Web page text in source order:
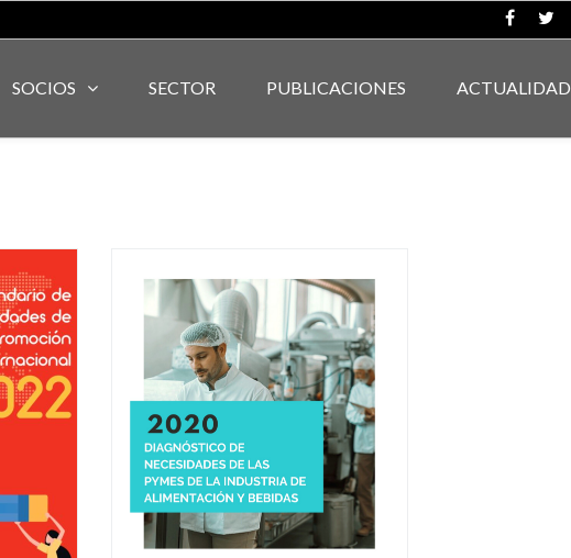
SOCIOS SECTOR PUBLICACIONES ACTUALIDAD